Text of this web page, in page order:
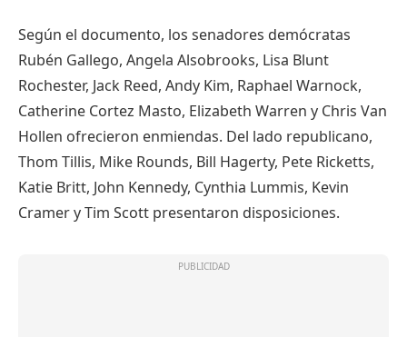
Según el documento, los senadores demócratas
Rubén Gallego, Angela Alsobrooks, Lisa Blunt
Rochester, Jack Reed, Andy Kim, Raphael Warnock,
Catherine Cortez Masto, Elizabeth Warren y Chris Van
Hollen ofrecieron enmiendas. Del lado republicano,
Thom Tillis, Mike Rounds, Bill Hagerty, Pete Ricketts,
Katie Britt, John Kennedy, Cynthia Lummis, Kevin
Cramer y Tim Scott presentaron disposiciones.